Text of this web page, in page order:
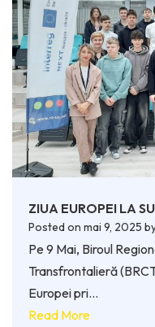
ZIUA EUROPEI LA
Posted on mai 9, 2025
Pe 9 Mai, Biroul
Transfrontalieră
Europei pri…
Read More